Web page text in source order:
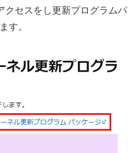
クセスをし更新プログラムパ
す。